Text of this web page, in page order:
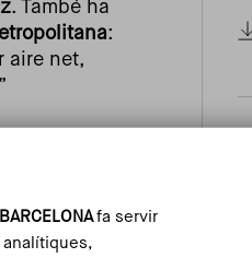
. També ha
:
aire net,
condicions de
fa servir